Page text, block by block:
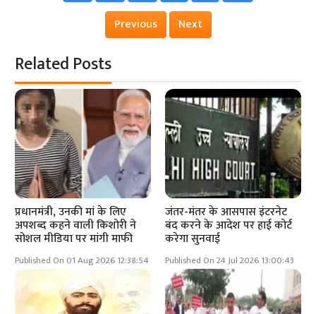
Previous Next
Related Posts
प्रधानमंत्री, उनकी मां के लिए
अपशब्द कहने वाली किशोरी ने
सोशल मीडिया पर मांगी माफी
Published On 01 Aug 2026 12:38:54
जंतर-मंतर के आसपास इंटरनेट
बंद करने के आदेश पर हाई कोर्ट
करेगा सुनवाई
Published On 24 Jul 2026 13:00:43